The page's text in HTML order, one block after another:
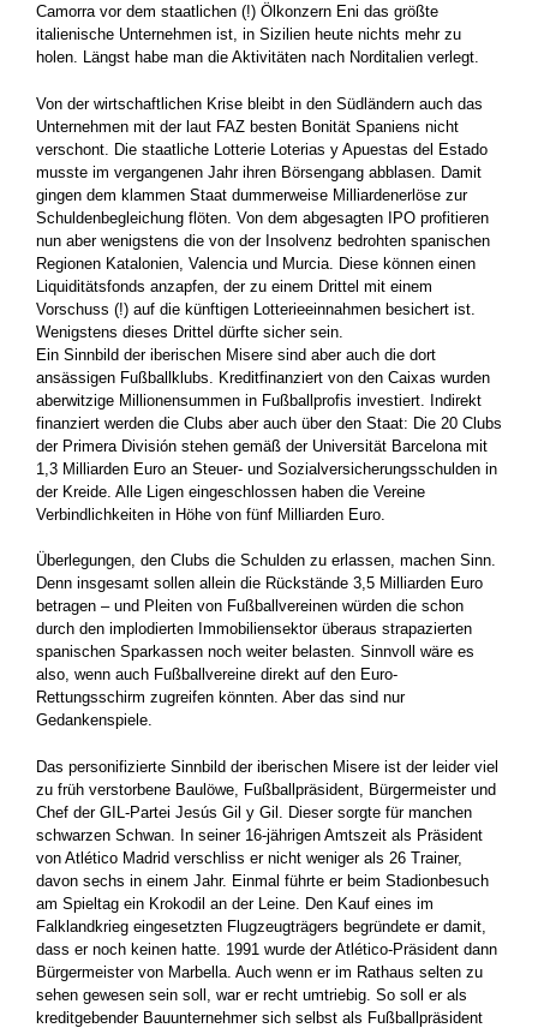
Camorra vor dem staatlichen (!) Ölkonzern Eni das größte
italienische Unternehmen ist, in Sizilien heute nichts mehr zu
holen. Längst habe man die Aktivitäten nach Norditalien verlegt.
Von der wirtschaftlichen Krise bleibt in den Südländern auch das
Unternehmen mit der laut FAZ besten Bonität Spaniens nicht
verschont. Die staatliche Lotterie Loterias y Apuestas del Estado
musste im vergangenen Jahr ihren Börsengang abblasen. Damit
gingen dem klammen Staat dummerweise Milliardenerlöse zur
Schuldenbegleichung flöten. Von dem abgesagten IPO profitieren
nun aber wenigstens die von der Insolvenz bedrohten spanischen
Regionen Katalonien, Valencia und Murcia. Diese können einen
Liquiditätsfonds anzapfen, der zu einem Drittel mit einem
Vorschuss (!) auf die künftigen Lotterieeinnahmen besichert ist.
Wenigstens dieses Drittel dürfte sicher sein.
Ein Sinnbild der iberischen Misere sind aber auch die dort
ansässigen Fußballklubs. Kreditfinanziert von den Caixas wurden
aberwitzige Millionensummen in Fußballprofis investiert. Indirekt
finanziert werden die Clubs aber auch über den Staat: Die 20 Clubs
der Primera División stehen gemäß der Universität Barcelona mit
1,3 Milliarden Euro an Steuer- und Sozialversicherungsschulden in
der Kreide. Alle Ligen eingeschlossen haben die Vereine
Verbindlichkeiten in Höhe von fünf Milliarden Euro.
Überlegungen, den Clubs die Schulden zu erlassen, machen Sinn.
Denn insgesamt sollen allein die Rückstände 3,5 Milliarden Euro
betragen – und Pleiten von Fußballvereinen würden die schon
durch den implodierten Immobiliensektor überaus strapazierten
spanischen Sparkassen noch weiter belasten. Sinnvoll wäre es
also, wenn auch Fußballvereine direkt auf den Euro-
Rettungsschirm zugreifen könnten. Aber das sind nur
Gedankenspiele.
Das personifizierte Sinnbild der iberischen Misere ist der leider viel
zu früh verstorbene Baulöwe, Fußballpräsident, Bürgermeister und
Chef der GIL-Partei Jesús Gil y Gil. Dieser sorgte für manchen
schwarzen Schwan. In seiner 16-jährigen Amtszeit als Präsident
von Atlético Madrid verschliss er nicht weniger als 26 Trainer,
davon sechs in einem Jahr. Einmal führte er beim Stadionbesuch
am Spieltag ein Krokodil an der Leine. Den Kauf eines im
Falklandkrieg eingesetzten Flugzeugträgers begründete er damit,
dass er noch keinen hatte. 1991 wurde der Atlético-Präsident dann
Bürgermeister von Marbella. Auch wenn er im Rathaus selten zu
sehen gewesen sein soll, war er recht umtriebig. So soll er als
kreditgebender Bauunternehmer sich selbst als Fußballpräsident